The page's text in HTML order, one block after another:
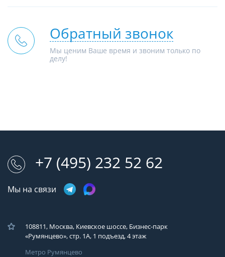
Обратный звонок
Мы ценим Ваше время и звоним только по
делу!
+7 (495) 232 52 62
Мы на связи
108811, Москва, Киевское шоссе, Бизнес-парк
«Румянцево», стр. 1А, 1 подъезд, 4 этаж
Метро Румянцево